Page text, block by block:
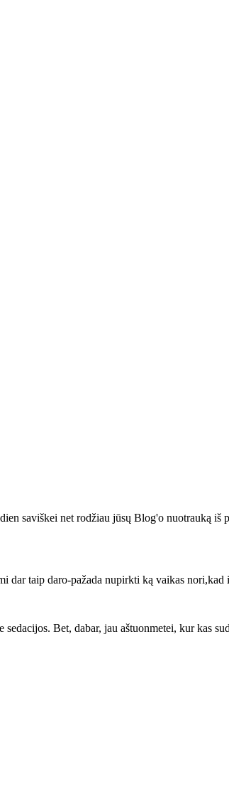
saviškei net rodžiau jūsų Blog'o nuotrauką iš
taip daro-pažada nupirkti ką vaikas nori,kad
Bet, dabar, jau aštuonmetei, kur kas